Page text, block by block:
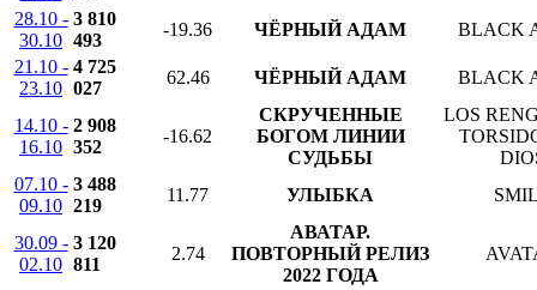
28.10 -
30.10
3 810
493
-19.36 ЧЁРНЫЙ АДАМ
BLACK
21.10 -
23.10
4 725
027
62.46 ЧЁРНЫЙ АДАМ BLACK
14.10 -
16.10
2 908
352
-16.62
СКРУЧЕННЫЕ
БОГОМ ЛИНИИ
СУДЬБЫ
LOS
07.10 -
09.10
3 488
219
11.77 УЛЫБКА
30.09 -
02.10
3 120
811
2.74
АВАТАР.
ПОВТОРНЫЙ РЕЛИЗ
2022 ГОДА